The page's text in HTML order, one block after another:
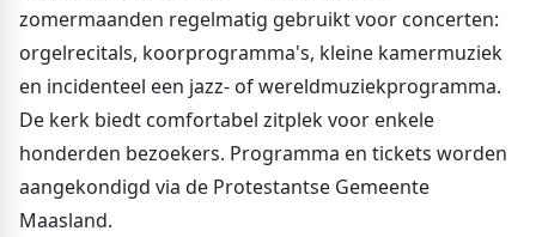
zomermaanden regelmatig gebruikt voor concerten:
orgelrecitals, koorprogramma's, kleine kamermuziek
en incidenteel een jazz- of wereldmuziekprogramma.
De kerk biedt comfortabel zitplek voor enkele
honderden bezoekers. Programma en tickets worden
aangekondigd via de Protestantse Gemeente
Maasland.